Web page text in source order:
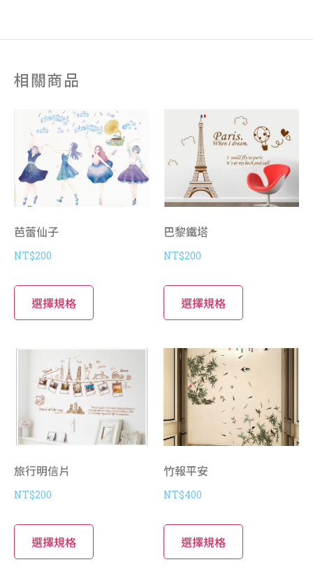
相關商品
芭蕾仙子
NT$200
選擇規格
巴黎鐵塔
NT$200
選擇規格
旅行明信片
NT$200
選擇規格
竹報平安
NT$400
選擇規格